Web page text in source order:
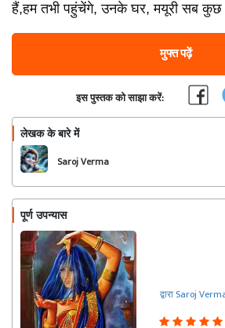
हैं,हम तभी पहुंचेंगे, उनके घर, मयूरी सब
मुफ्त पढ़ें
इस पुस्तक को साझा करें:
लेखक के बारे में
Saroj Verma
पूर्ण उपन्यास
द्वारा Saroj